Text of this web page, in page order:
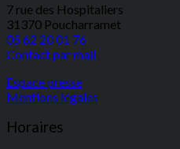
7 rue des Hospitaliers
31370 Poucharramet
05 62 20 01 76
Contact par mail
Espace presse
Mentions légales
Horaires